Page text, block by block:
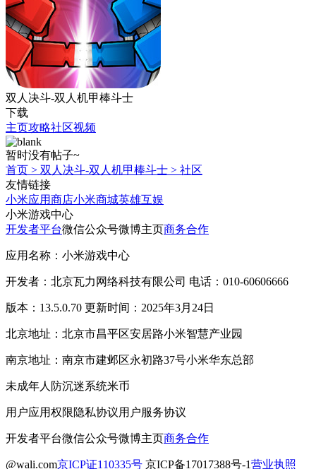
双人决斗-双人机甲棒斗士
下载
主页攻略社区视频
暂时没有帖子~
首页 > 双人决斗-双人机甲棒斗士 > 社区
友情链接
小米应用商店小米商城英雄互娱
小米游戏中心
开发者平台微信公众号微博主页商务合作
应用名称：小米游戏中心
开发者：北京瓦力网络科技有限公司 电话：010-60606666
版本：13.5.0.70 更新时间：2025年3月24日
北京地址：北京市昌平区安居路小米智慧产业园
南京地址：南京市建邺区永初路37号小米华东总部
未成年人防沉迷系统米币
用户应用权限隐私协议用户服务协议
开发者平台微信公众号微博主页商务合作
@wali.com京ICP证110335号 京ICP备17017388号-1营业执照